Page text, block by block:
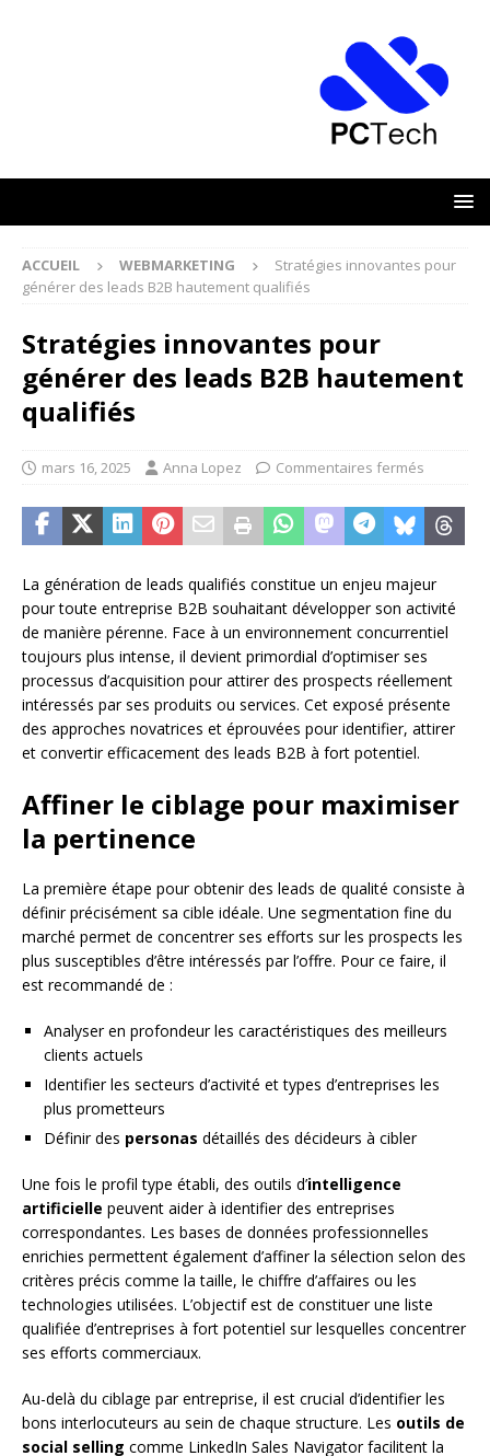
ACCUEIL WEBMARKETING
Stratégies innovantes pour
générer des leads B2B hautement qualifiés
Stratégies innovantes pour
générer des leads B2B hautement
qualifiés
mars 16, 2025 Anna Lopez Commentaires fermés
La génération de leads qualifiés constitue un enjeu majeur
pour toute entreprise B2B souhaitant développer son activité
de manière pérenne. Face à un environnement concurrentiel
toujours plus intense, il devient primordial d’optimiser ses
processus d’acquisition pour attirer des prospects réellement
intéressés par ses produits ou services. Cet exposé présente
des approches novatrices et éprouvées pour identifier, attirer
et convertir efficacement des leads B2B à fort potentiel.
Affiner le ciblage pour maximiser
la pertinence
La première étape pour obtenir des leads de qualité consiste à
définir précisément sa cible idéale. Une segmentation fine du
marché permet de concentrer ses efforts sur les prospects les
plus susceptibles d’être intéressés par l’offre. Pour ce faire, il
est recommandé de :
Analyser en profondeur les caractéristiques des meilleurs
clients actuels
Identifier les secteurs d’activité et types d’entreprises les
plus prometteurs
Définir des personas détaillés des décideurs à cibler
Une fois le profil type établi, des outils d’intelligence
artificielle peuvent aider à identifier des entreprises
correspondantes. Les bases de données professionnelles
enrichies permettent également d’affiner la sélection selon des
critères précis comme la taille, le chiffre d’affaires ou les
technologies utilisées. L’objectif est de constituer une liste
qualifiée d’entreprises à fort potentiel sur lesquelles concentrer
ses efforts commerciaux.
Au-delà du ciblage par entreprise, il est crucial d’identifier les
bons interlocuteurs au sein de chaque structure. Les outils de
social selling comme LinkedIn Sales Navigator facilitent la